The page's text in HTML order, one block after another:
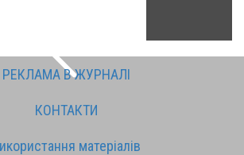
РЕКЛАМА В ЖУРНАЛІ
КОНТАКТИ
матеріалів